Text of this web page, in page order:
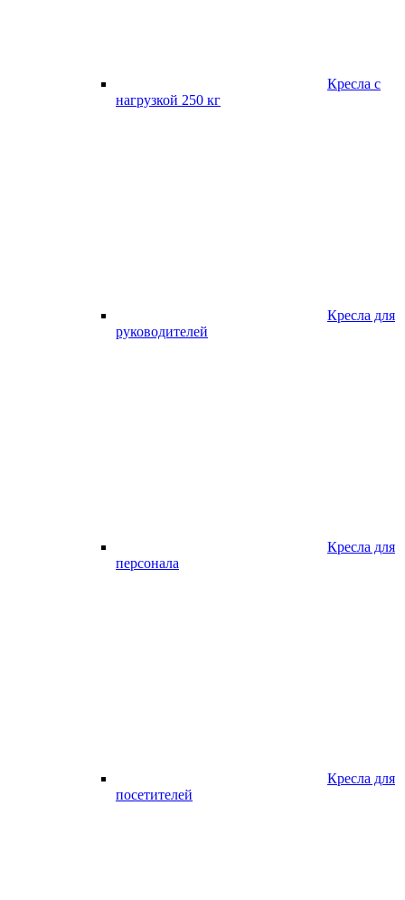
Кресла с
нагрузкой 250 кг
Кресла для
руководителей
Кресла для
персонала
Кресла для
посетителей